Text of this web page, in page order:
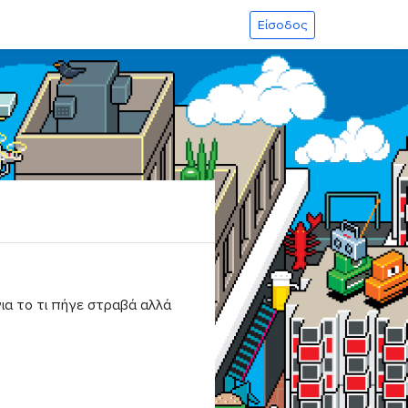
Είσοδος
το τι πήγε στραβά αλλά